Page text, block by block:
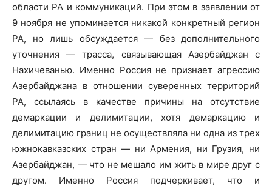
области РА и коммуникаций. При этом в заявлении от
9 ноября не упоминается никакой конкретный регион
РА, но лишь обсуждается — без дополнительного
уточнения — трасса, связывающая Азербайджан с
Нахичеванью. Именно Россия не признает агрессию
Азербайджана в отношении суверенных территорий
РА, ссылаясь в качестве причины на отсутствие
демаркации и делимитации, хотя демаркацию и
делимитацию границ не осуществляла ни одна из трех
южнокавказских стран — ни Армения, ни Грузия, ни
Азербайджан, — что не мешало им жить в мире друг с
другом. Именно Россия подчеркивает, что и